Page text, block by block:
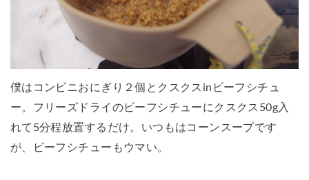
僕はコンビニおにぎり２個とクスクスinビーフシチュ
ー。フリーズドライのビーフシチューにクスクス50g入
れて5分程放置するだけ。いつもはコーンスープです
が、ビーフシチューもウマい。